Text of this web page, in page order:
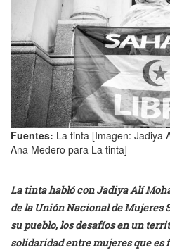
Fuentes: La tinta [Imagen: Jadiya
Ana Medero para La tinta]
La tinta habló con Jadiya Alí
de la Unión Nacional de Mujeres
su pueblo, los desafíos en un
solidaridad entre mujeres que es